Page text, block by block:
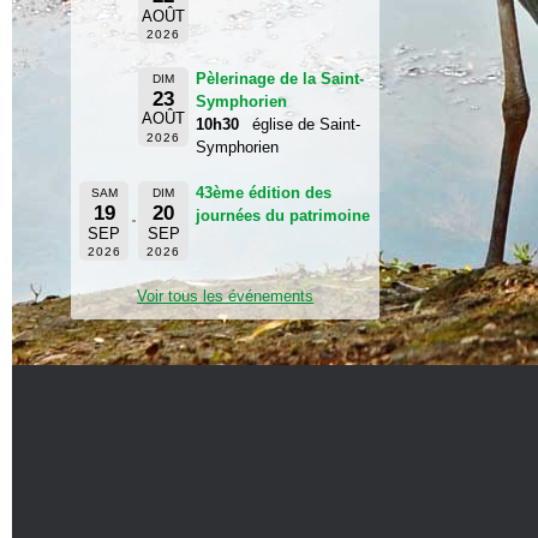
AOÛT
2026
DIM
23
AOÛT
2026
Pèlerinage de la Saint-
Symphorien
10h30
église de Saint-
Symphorien
SAM
19
SEP
2026
DIM
20
SEP
2026
43ème édition des
journées du patrimoine
Voir tous les événements